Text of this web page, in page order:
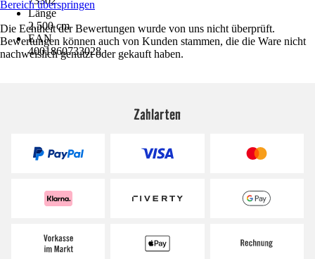
Länge
2.500 cm
EAN
4001860733028
Bereich überspringen
Die Echtheit der Bewertungen wurde von uns nicht überprüft.
Bewertungen können auch von Kunden stammen, die die Ware nicht
nachweislich genutzt oder gekauft haben.
Zahlarten